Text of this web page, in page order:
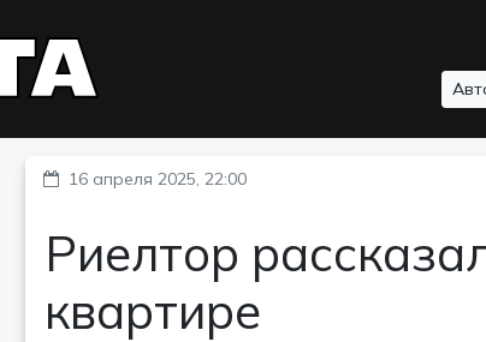
16 апреля 2025, 22:00
Риелтор
квартире